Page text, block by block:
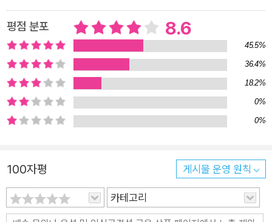
당대에는 ‘불온한 책’으로 비판받기도 했지만, 오늘날에는 빅토리
아 시대의 가장 선구적인 페미니즘 작품으로 평가받고 있다. 『빌
레뜨』에 나타난 샬럿 브론테와 당대 독신 여성들의 삶 ‘여성의 영
역은 가정’이라는 빅토리아 시대 성 이데올로기 속에서 아버지가
목사였던 샬럿 브론테와 같은 중간계급 여성의 취업은 예외적인
일이었다. 일자리 자체가 없기도 했지만 여성의 취업을 바라보는
사회적 시선 역시 곱지 않았다. 하지만 19세기에 걸쳐 독신 여성
계급이 아닌 이들 독신 여성들이 가족의 도움 없이 생계를 해결할
수 있는 거의 유일한 길은 가정교사나 교사가 되는 것이었다. 가
정교사는 연평균 20~30파운드의 보수를 받았는데, 이는 요리사
나 집사보다 적었고, 가정부나 마부나 하녀보다 그다지 높지 않았
평점 분포 8.6
45.5%
36.4%
18.2%
0%
0%
100자평 게시물 운영 원칙
카테고리